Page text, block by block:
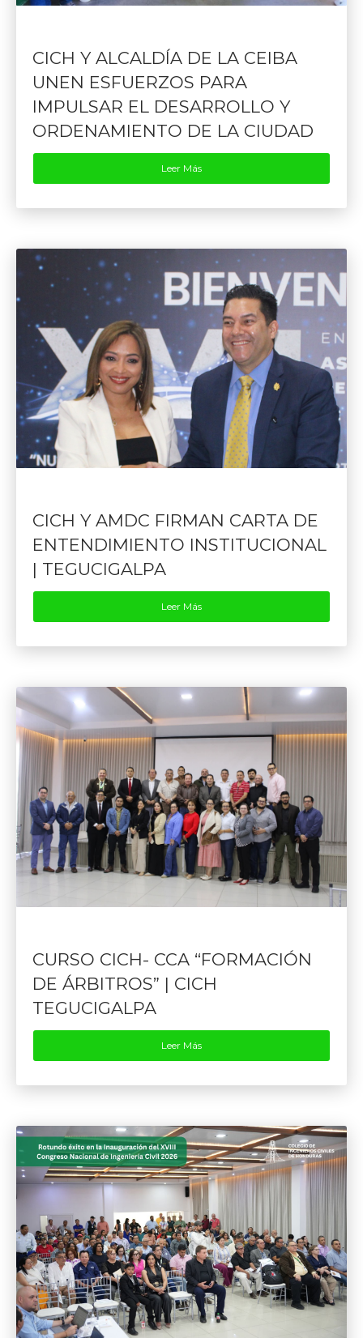
CICH Y ALCALDÍA DE LA CEIBA
UNEN ESFUERZOS PARA
IMPULSAR EL DESARROLLO Y
ORDENAMIENTO DE LA CIUDAD
Leer Más
CICH Y AMDC FIRMAN CARTA DE
ENTENDIMIENTO INSTITUCIONAL
| TEGUCIGALPA
Leer Más
CURSO CICH- CCA “FORMACIÓN
DE ÁRBITROS” | CICH
TEGUCIGALPA
Leer Más